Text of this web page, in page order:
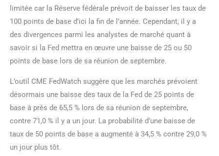
limitée car la Réserve fédérale prévoit de baisser les taux de
100 points de base d’ici la fin de l’année. Cependant, il y a
des divergences parmi les analystes de marché quant à
savoir si la Fed mettra en œuvre une baisse de 25 ou 50
points de base lors de sa réunion de septembre.
L’outil CME FedWatch suggère que les marchés prévoient
désormais une baisse des taux de la Fed de 25 points de
base à près de 65,5 % lors de sa réunion de septembre,
contre 71,0 % il y a un jour. La probabilité d’une baisse de
taux de 50 points de base a augmenté à 34,5 % contre 29,0 %
un jour plus tôt.